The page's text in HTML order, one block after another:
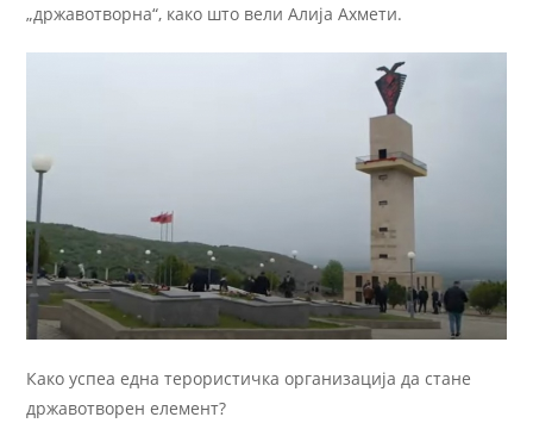
„државотворна“, како што вели Алија Ахмети.
Како успеа една терористичка организација да стане
државотворен елемент?